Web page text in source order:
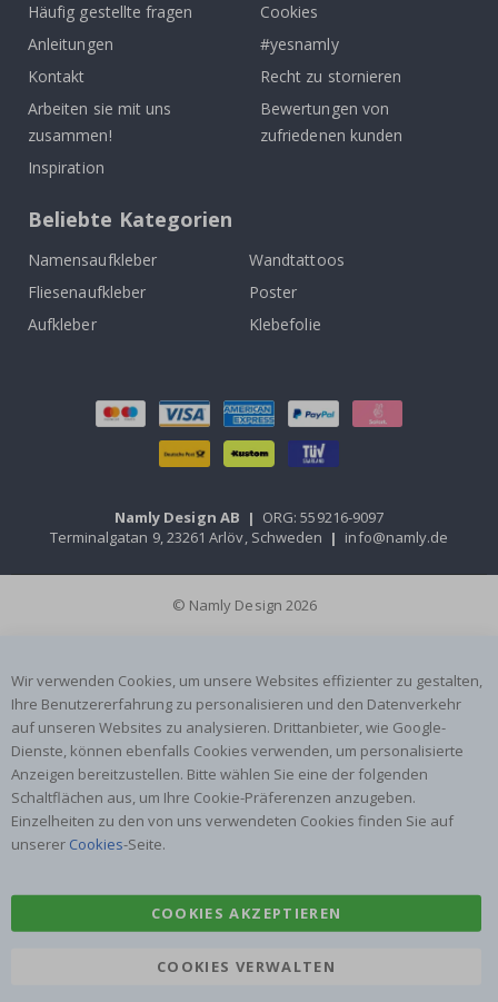
Häufig gestellte fragen
Anleitungen
Kontakt
Arbeiten sie mit uns
zusammen!
Inspiration
Cookies
#yesnamly
Recht zu stornieren
Bewertungen von
zufriedenen kunden
Beliebte Kategorien
Namensaufkleber
Wandtattoos
Fliesenaufkleber
Poster
Aufkleber
Klebefolie
Namly Design AB | ORG: 559216-9097
Terminalgatan 9, 23261 Arlöv, Schweden | info@namly.de
© Namly Design 2026
Wir verwenden Cookies, um unsere Websites effizienter zu gestalten,
Ihre Benutzererfahrung zu personalisieren und den Datenverkehr
auf unseren Websites zu analysieren. Drittanbieter, wie Google-
Dienste, können ebenfalls Cookies verwenden, um personalisierte
Anzeigen bereitzustellen. Bitte wählen Sie eine der folgenden
Schaltflächen aus, um Ihre Cookie-Präferenzen anzugeben.
Einzelheiten zu den von uns verwendeten Cookies finden Sie auf
unserer Cookies-Seite.
COOKIES AKZEPTIEREN
COOKIES VERWALTEN